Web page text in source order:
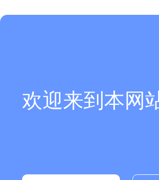
欢迎来到本网